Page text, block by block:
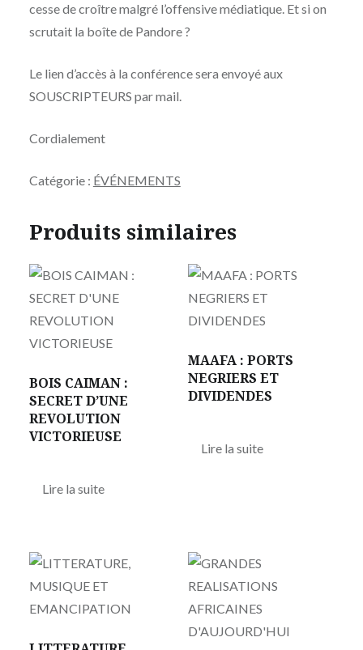
cesse de croître malgré l’offensive médiatique. Et si on
scrutait la boîte de Pandore ?
Le lien d’accès à la conférence sera envoyé aux
SOUSCRIPTEURS par mail.
Cordialement
Catégorie : ÉVÉNEMENTS
Produits similaires
BOIS CAIMAN :
SECRET D’UNE
REVOLUTION
VICTORIEUSE
Lire la suite
MAAFA : PORTS
NEGRIERS ET
DIVIDENDES
Lire la suite